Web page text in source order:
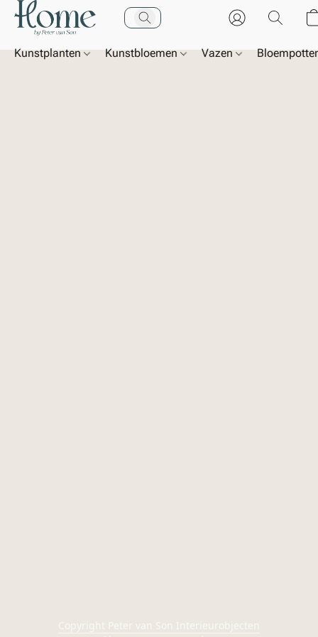
Kunstplanten Kunstbloemen Vazen
Copyright Peter van Son Interieurobjecten